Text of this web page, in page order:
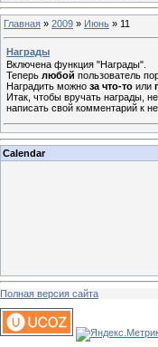
Главная » 2009 » Июнь » 11
Награды
Включена функция "Награды".
Теперь любой пользователь
Наградить можно за что-то или
Итак, чтобы вручать награды,
написать свой комментарий к
Calendar
Полная версия сайта